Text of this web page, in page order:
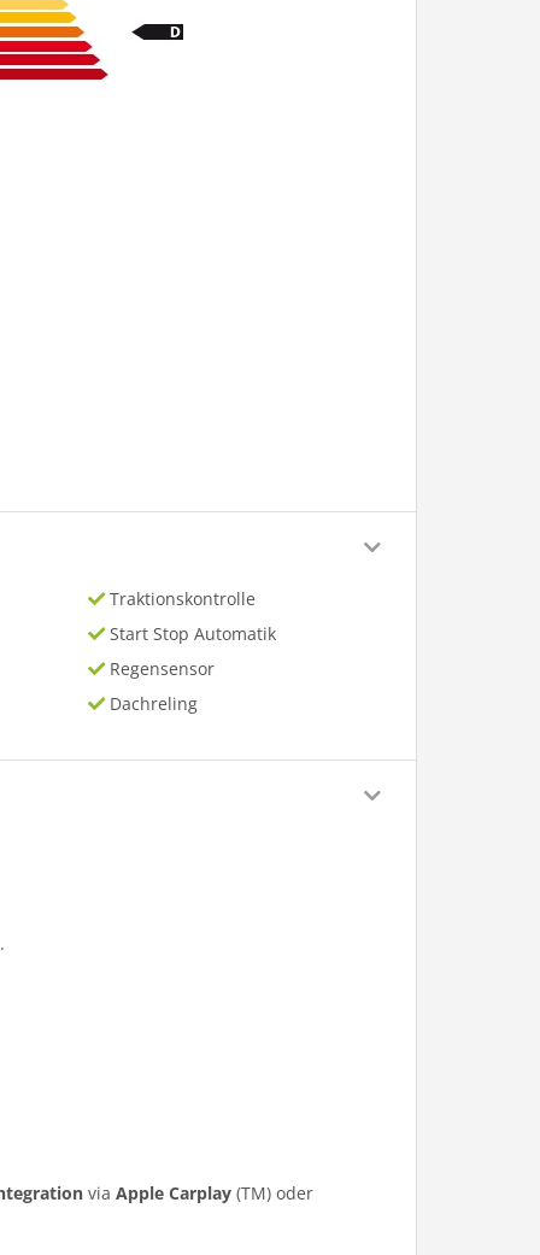
Traktionskontrolle
Start Stop Automatik
Regensensor
Dachreling
viaApple Carplay (TM) oder